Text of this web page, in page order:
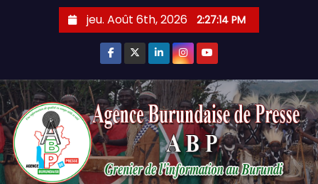
jeu. Août 6th, 2026 2:27:16 PM